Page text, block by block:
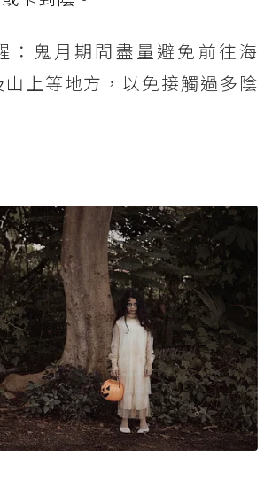
：鬼月期間盡量避免前往海
上等地方，以免接觸過多陰